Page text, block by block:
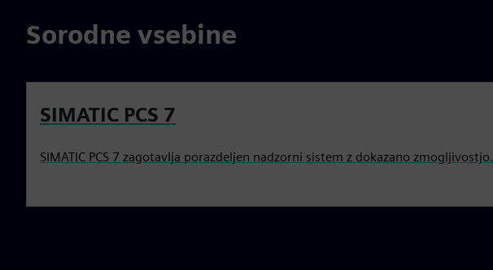
Sorodne vsebine
SIMATIC PCS 7
SIMATIC PCS 7 zagotavlja porazdeljen nadzorni sistem z dokazano zmogljivostjo.